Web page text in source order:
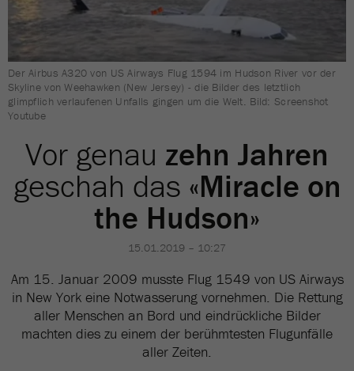
Der Airbus A320 von US Airways Flug 1594 im Hudson River vor der
Skyline von Weehawken (New Jersey) - die Bilder des letztlich
glimpflich verlaufenen Unfalls gingen um die Welt. Bild: Screenshot
Youtube
Vor genau zehn Jahren
geschah das «Miracle on
the Hudson»
15.01.2019 – 10:27
Am 15. Januar 2009 musste Flug 1549 von US Airways
in New York eine Notwasserung vornehmen. Die Rettung
aller Menschen an Bord und eindrückliche Bilder
machten dies zu einem der berühmtesten Flugunfälle
aller Zeiten.